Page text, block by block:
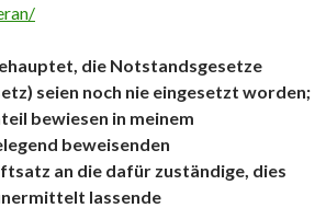
die Notstandsgesetze
seien noch nie eingesetzt worden;
bewiesen in meinem
beweisenden
an die dafür zuständige, dies
lassende